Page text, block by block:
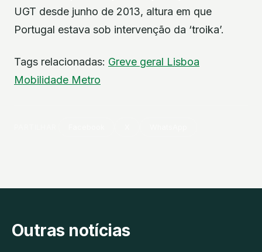
UGT desde junho de 2013, altura em que
Portugal estava sob intervenção da ‘troika’.
Tags relacionadas: Greve geral Lisboa
Mobilidade Metro
Outras notícias